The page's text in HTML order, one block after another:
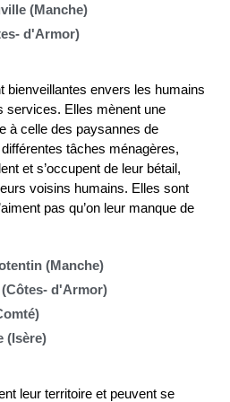
(Manche)
d'Armor)
bienveillantes envers les humains
services. Elles mènent une
à celle des paysannes de
tâches ménagères,
et s’occupent de leur bétail,
voisins humains. Elles sont
pas qu’on leur manque de
(Manche)
d'Armor)
(Isère)
leur territoire et peuvent se